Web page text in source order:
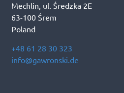
Mechlin, ul. Średzka 2E
63-100 Śrem
Poland
+48 61 28 30 323
info@gawronski.de